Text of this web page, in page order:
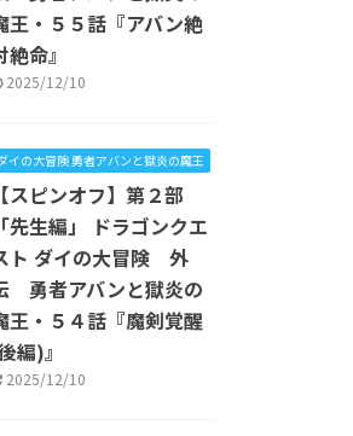
王・５５話『アバン絶
絶命』
2025/12/10
イの大冒険 勇者アバンと獄炎の魔王
【スピンオフ】第２部
「先生編」 ドラゴンクエ
ト ダイの大冒険 外
勇者アバンと獄炎の
王・５４話『魔剣覚醒
編)』
2025/12/10